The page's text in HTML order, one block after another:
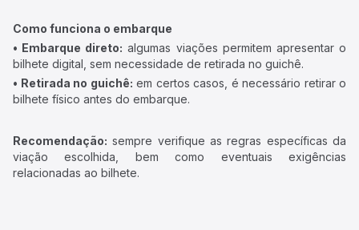
Como funciona o embarque
• Embarque direto: algumas viações permitem apresentar o
bilhete digital, sem necessidade de retirada no guichê.
• Retirada no guichê: em certos casos, é necessário retirar o
bilhete físico antes do embarque.
Recomendação: sempre verifique as regras específicas da
viação escolhida, bem como eventuais exigências
relacionadas ao bilhete.